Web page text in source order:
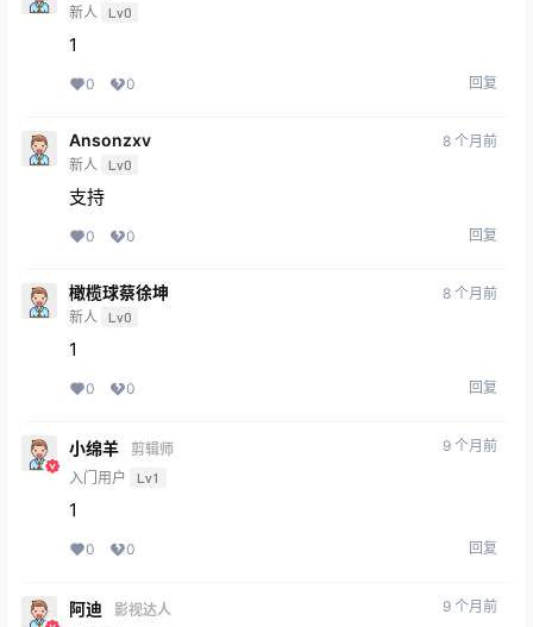
新人 Lv0
1
0 0 回复
Ansonzxv
新人 Lv0
8 个月前
支持
0 0 回复
橄榄球蔡徐坤
新人 Lv0
8 个月前
1
0 0 回复
小绵羊
剪辑师
入门用户
Lv1
9 个月前
1
0 0 回复
阿迪
影视达人
9 个月前